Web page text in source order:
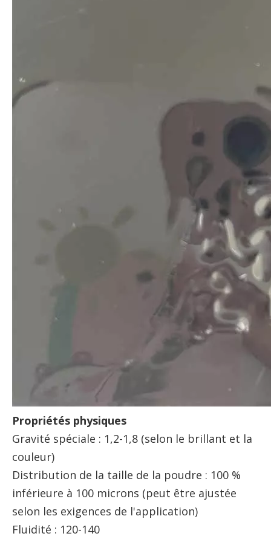
Propriétés physiques
Gravité spéciale : 1,2-1,8 (selon le brillant et la
couleur)
Distribution de la taille de la poudre : 100 %
inférieure à 100 microns (peut être ajustée
selon les exigences de l'application)
Fluidité : 120-140